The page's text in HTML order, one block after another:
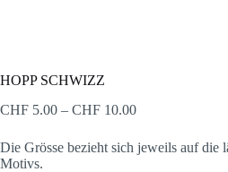
HOPP SCHWIZZ
CHF 5.00 – CHF 10.00Preisspanne:
bis
CHF 10.00
Die Grösse bezieht sich jeweils auf die
Motivs.